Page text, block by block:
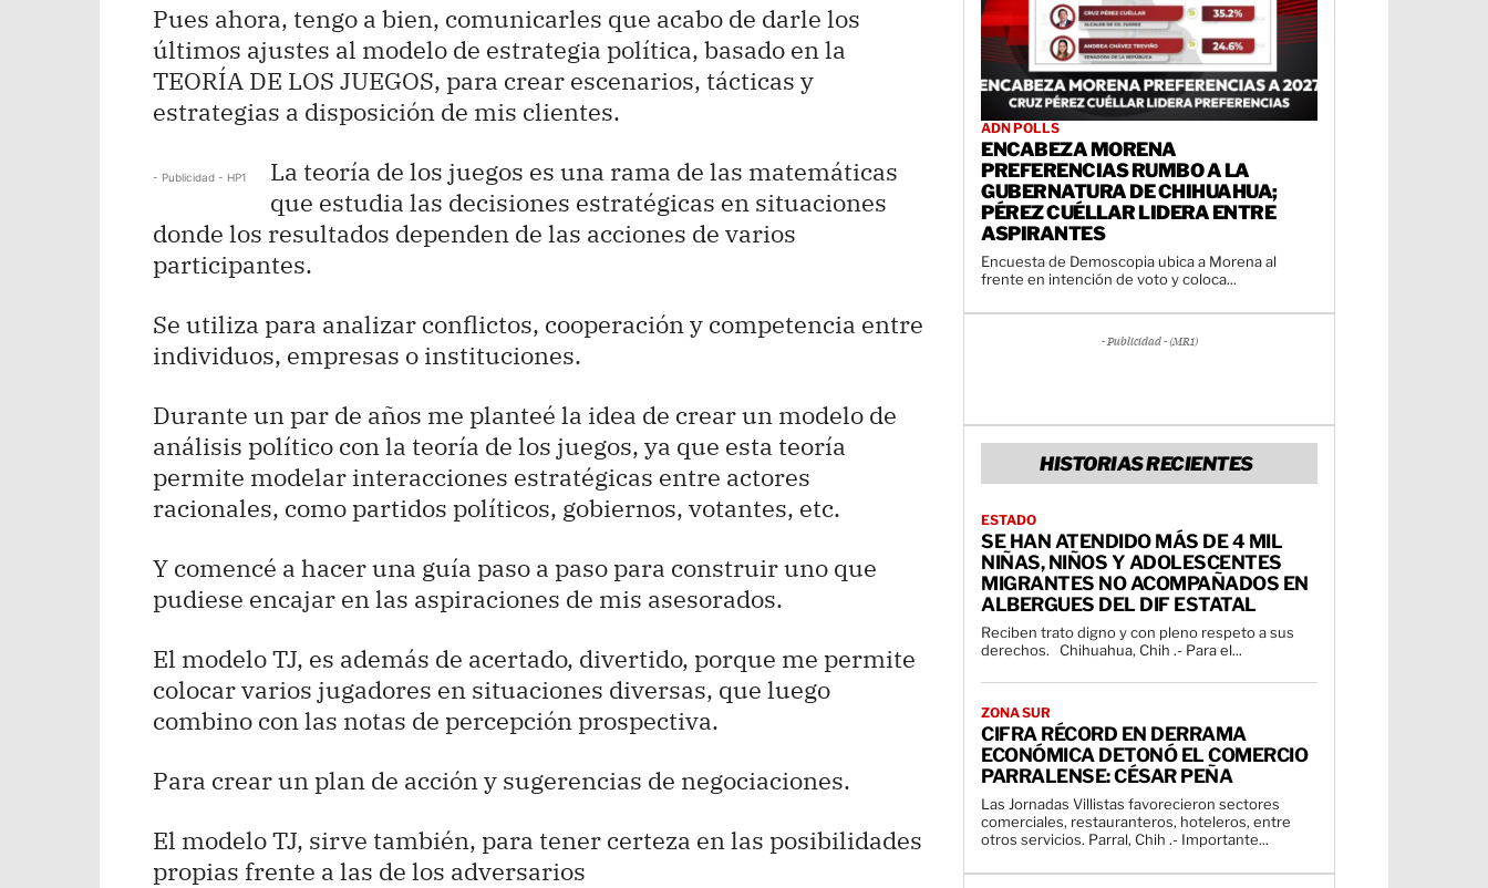
Pues ahora, tengo a bien, comunicarles que acabo de darle los
últimos ajustes al modelo de estrategia política, basado en la
TEORÍA DE LOS JUEGOS, para crear escenarios, tácticas y
estrategias a disposición de mis clientes.
- Publicidad - HP1
La teoría de los juegos es una rama de las matemáticas
que estudia las decisiones estratégicas en situaciones
donde los resultados dependen de las acciones de varios
participantes.
Se utiliza para analizar conflictos, cooperación y competencia entre
individuos, empresas o instituciones.
Durante un par de años me planteé la idea de crear un modelo de
análisis político con la teoría de los juegos, ya que esta teoría
permite modelar interacciones estratégicas entre actores
racionales, como partidos políticos, gobiernos, votantes, etc.
Y comencé a hacer una guía paso a paso para construir uno que
pudiese encajar en las aspiraciones de mis asesorados.
El modelo TJ, es además de acertado, divertido, porque me permite
colocar varios jugadores en situaciones diversas, que luego
combino con las notas de percepción prospectiva.
Para crear un plan de acción y sugerencias de negociaciones.
El modelo TJ, sirve también, para tener certeza en las posibilidades
propias frente a las de los adversarios
ADN POLLS
ENCABEZA MORENA
PREFERENCIAS RUMBO A LA
GUBERNATURA DE CHIHUAHUA;
PÉREZ CUÉLLAR LIDERA ENTRE
ASPIRANTES
Encuesta de Demoscopia ubica a Morena al
frente en intención de voto y coloca...
- Publicidad - (MR1)
HISTORIAS RECIENTES
ESTADO
SE HAN ATENDIDO MÁS DE 4 MIL
NIÑAS, NIÑOS Y ADOLESCENTES
MIGRANTES NO ACOMPAÑADOS EN
ALBERGUES DEL DIF ESTATAL
Reciben trato digno y con pleno respeto a sus
derechos. Chihuahua, Chih .- Para el...
ZONA SUR
CIFRA RÉCORD EN DERRAMA
ECONÓMICA DETONÓ EL COMERCIO
PARRALENSE: CÉSAR PEÑA
Las Jornadas Villistas favorecieron sectores
comerciales, restauranteros, hoteleros, entre
otros servicios. Parral, Chih .- Importante...